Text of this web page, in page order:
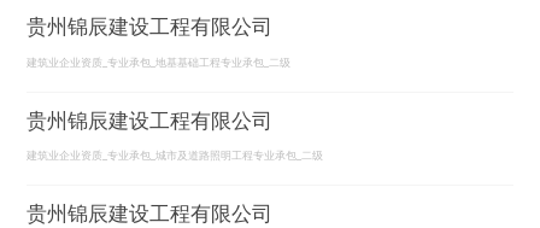
贵州锦辰建设工程有限公司
建筑业企业资质_专业承包_地基基础工程专业承包_二级
贵州锦辰建设工程有限公司
建筑业企业资质_专业承包_城市及道路照明工程专业承包_二级
贵州锦辰建设工程有限公司